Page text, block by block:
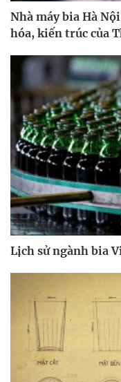
Nhà máy bia Hà
hóa, kiến trúc của
Lịch sử ngành bia